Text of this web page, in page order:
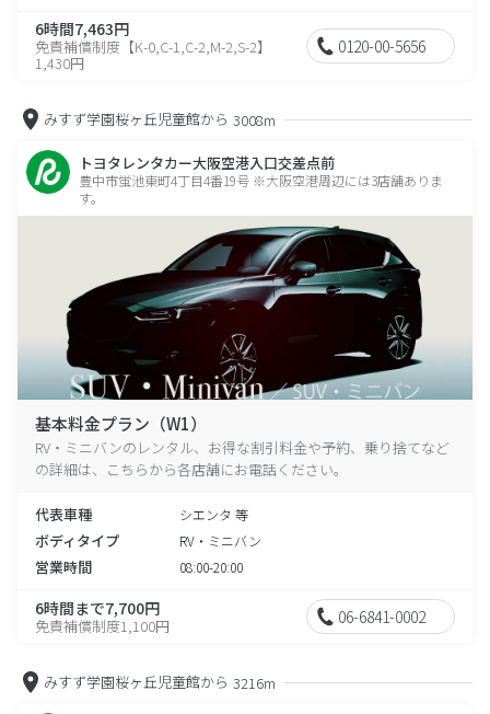
6時間7,463円
免責補償制度【K-0,C-1,C-2,M-2,S-2】
1,430円
0120-00-5656
みすず学園桜ヶ丘児童館から 3008m
トヨタレンタカー大阪空港入口交差点前
豊中市蛍池東町4丁目4番19号 ※大阪空港周辺には3店舗ありま
す。
基本料金プラン（W1）
RV・ミニバンのレンタル、お得な割引料金や予約、乗り捨てなど
の詳細は、こちらから各店舗にお電話ください。
代表車種 シエンタ 等
ボディタイプ RV・ミニバン
営業時間 08:00-20:00
6時間まで7,700円
免責補償制度1,100円 06-6841-0002
みすず学園桜ヶ丘児童館から 3216m